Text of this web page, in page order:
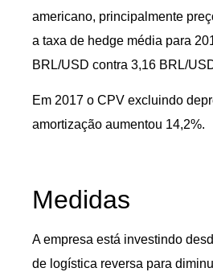
americano, principalmente
a taxa de hedge média para
BRL/USD contra 3,16 BRL/
Em 2017 o CPV excluindo
amortização aumentou 14,2%.
Medidas
A empresa está investindo
de logística reversa para